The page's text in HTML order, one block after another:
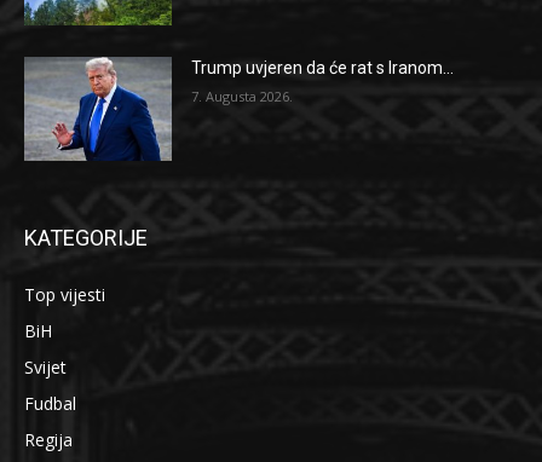
Trump uvjeren da će rat s Iranom...
7. Augusta 2026.
KATEGORIJE
Top vijesti
BiH
Svijet
Fudbal
Regija